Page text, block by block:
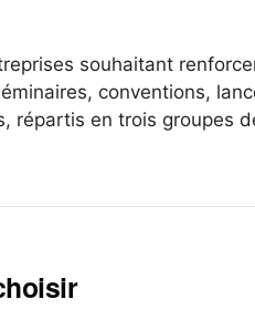
souhaitant
conventions,
en trois groupes